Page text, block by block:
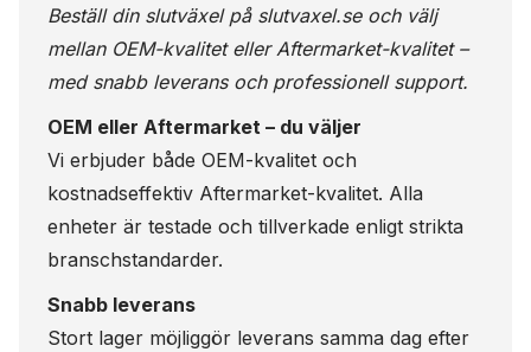
Beställ din slutväxel på slutvaxel.seoch välj
mellan OEM-kvalitet eller Aftermarket-kvalitet –
med snabb leverans och professionell support.
OEM eller Aftermarket – du väljer
Vi erbjuder både OEM-kvalitet och
kostnadseffektiv Aftermarket-kvalitet. Alla
enheter är testade och tillverkade enligt strikta
branschstandarder.
Snabb leverans
Stort lager möjliggör leverans samma dag efter